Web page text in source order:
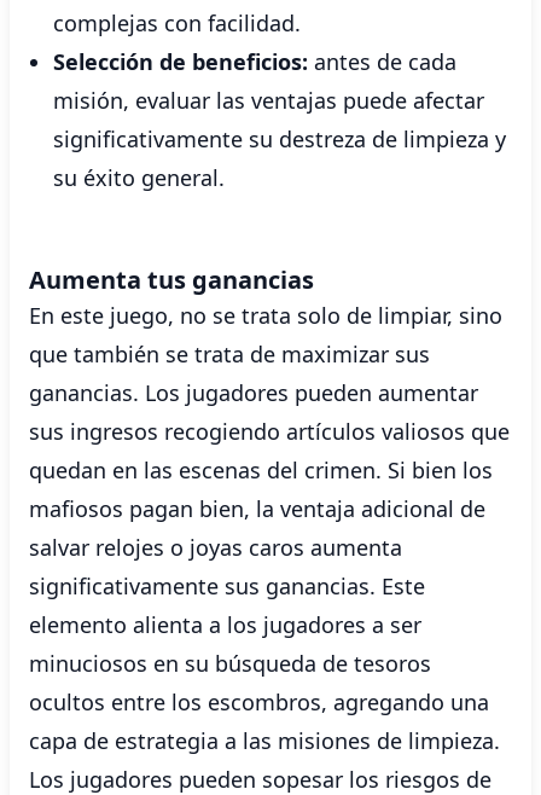
complejas con facilidad.
Selección de beneficios: antes de cada
misión, evaluar las ventajas puede afectar
significativamente su destreza de limpieza y
su éxito general.
Aumenta tus ganancias
En este juego, no se trata solo de limpiar, sino
que también se trata de maximizar sus
ganancias. Los jugadores pueden aumentar
sus ingresos recogiendo artículos valiosos que
quedan en las escenas del crimen. Si bien los
mafiosos pagan bien, la ventaja adicional de
salvar relojes o joyas caros aumenta
significativamente sus ganancias. Este
elemento alienta a los jugadores a ser
minuciosos en su búsqueda de tesoros
ocultos entre los escombros, agregando una
capa de estrategia a las misiones de limpieza.
Los jugadores pueden sopesar los riesgos de